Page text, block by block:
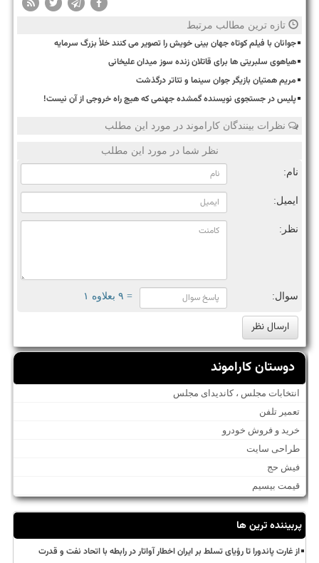
تازه ترین مطالب مرتبط
جوانان با فیلم کوتاه جهان بینی خویش را تصویر می کنند خلأ بزرگ سرمایه
هیاهوی سلبریتی ها برای قاتلان زنده سوز میدان علیخانی
مریم همتیان بازیگر جوان سینما و تئاتر درگذشت
پلیس در جستجوی نویسنده گمشده جهنمی که هیچ راه خروجی از آن نیست!
نظرات بینندگان کاراموند در مورد این مطلب
نظر شما در مورد این مطلب
نام:
ایمیل:
نظر:
سوال: = ۹ بعلاوه ۱
دوستان کاراموند
انتخابات مجلس ، کاندیدای مجلس
تعمیر تلفن
خرید و فروش خودرو
طراحی سایت
فیش حج
قیمت بیسیم
پربیننده ترین ها
از غارت پاندورا تا رؤیای تسلط بر ایران اخطار آواتار در رابطه با اتحاد نفت و قدرت